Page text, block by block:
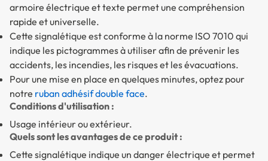
armoire électrique et texte permet une compréhension
rapide et universelle.
Cette signalétique est conforme à la norme ISO 7010 qui
indique les pictogrammes à utiliser afin de prévenir les
accidents, les incendies, les risques et les évacuations.
Pour une mise en place en quelques minutes, optez pour
notre ruban adhésif double face.
Conditions d'utilisation :
Usage intérieur ou extérieur.
Quels sont les avantages de ce produit :
Cette signalétique indique un danger électrique et permet